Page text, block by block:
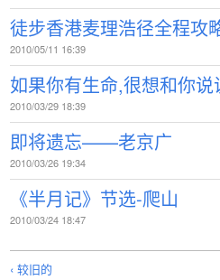
徒步香港麦理浩径全程攻
2010/05/11 16:39
如果你有生命,很想和你
2010/03/29 18:39
即将遗忘——老京广
2010/03/26 19:34
《半月记》节选-爬山
2010/03/24 18:47
‹ 较旧的